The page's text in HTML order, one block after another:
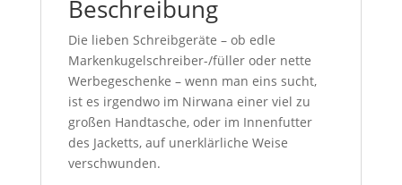
Beschreibung
Die lieben Schreibgeräte – ob edle
Markenkugelschreiber-/füller oder nette
Werbegeschenke – wenn man eins sucht,
ist es irgendwo im Nirwana einer viel zu
großen Handtasche, oder im Innenfutter
des Jacketts, auf unerklärliche Weise
verschwunden.